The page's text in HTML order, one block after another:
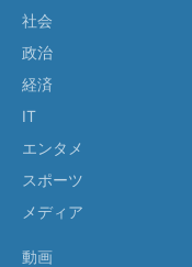
社会
政治
経済
IT
エンタメ
スポーツ
メディア
動画